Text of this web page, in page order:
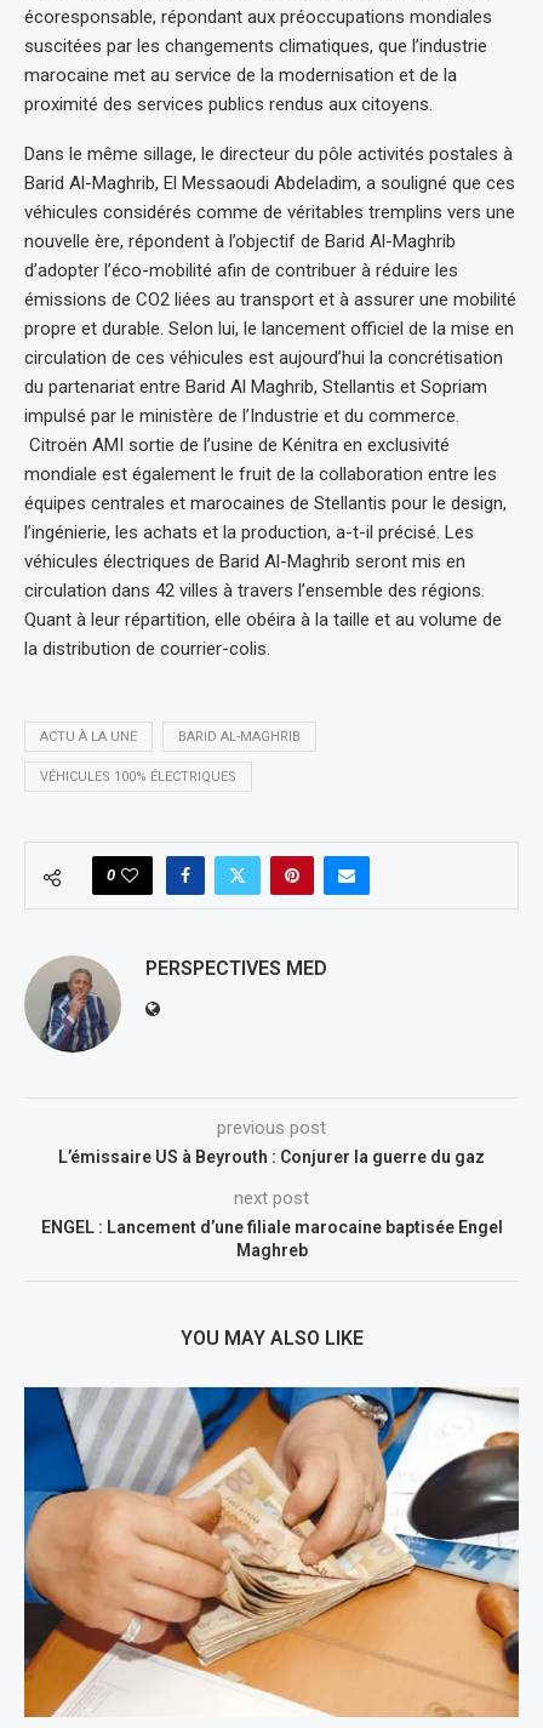
écoresponsable, répondant aux préoccupations mondiales
suscitées par les changements climatiques, que l’industrie
marocaine met au service de la modernisation et de la
proximité des services publics rendus aux citoyens.
Dans le même sillage, le directeur du pôle activités postales à
Barid Al-Maghrib, El Messaoudi Abdeladim, a souligné que ces
véhicules considérés comme de véritables tremplins vers une
nouvelle ère, répondent à l’objectif de Barid Al-Maghrib
d’adopter l’éco-mobilité afin de contribuer à réduire les
émissions de CO2 liées au transport et à assurer une mobilité
propre et durable. Selon lui, le lancement officiel de la mise en
circulation de ces véhicules est aujourd’hui la concrétisation
du partenariat entre Barid Al Maghrib, Stellantis et Sopriam
impulsé par le ministère de l’Industrie et du commerce.
Citroën AMI sortie de l’usine de Kénitra en exclusivité
mondiale est également le fruit de la collaboration entre les
équipes centrales et marocaines de Stellantis pour le design,
l’ingénierie, les achats et la production, a-t-il précisé. Les
véhicules électriques de Barid Al-Maghrib seront mis en
circulation dans 42 villes à travers l’ensemble des régions.
Quant à leur répartition, elle obéira à la taille et au volume de
la distribution de courrier-colis.
ACTU À LA UNE BARID AL-MAGHRIB
VÉHICULES 100% ÉLECTRIQUES
0
PERSPECTIVES MED
previous post
L’émissaire US à Beyrouth : Conjurer la guerre du gaz
next post
ENGEL : Lancement d’une filiale marocaine baptisée Engel
Maghreb
YOU MAY ALSO LIKE